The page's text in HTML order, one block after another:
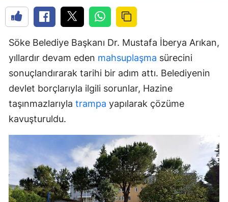
Söke Belediye Başkanı Dr. Mustafa İberya Arıkan,
yıllardır devam eden mahsuplaşma sürecini
sonuçlandırarak tarihi bir adım attı. Belediyenin
devlet borçlarıyla ilgili sorunlar, Hazine
taşınmazlarıyla trampa yapılarak çözüme
kavuşturuldu.